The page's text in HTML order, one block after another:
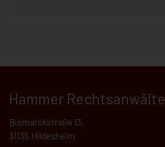
Hammer Rechtsanwälte
Bismarckstraße 13,
31135 Hildesheim